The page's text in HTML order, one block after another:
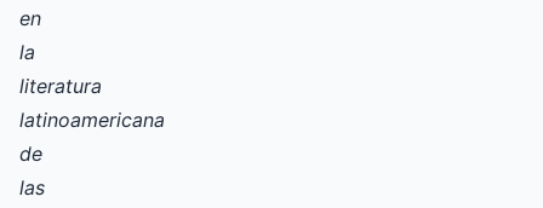
en
la
literatura
latinoamericana
de
las